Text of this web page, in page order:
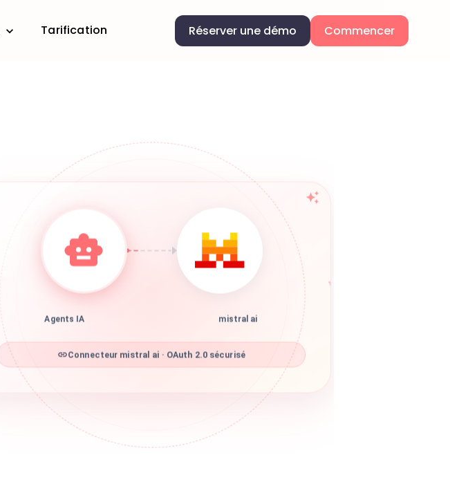
Tarification Réserver une démo Commencer
Agents IA mistral ai
Connecteur mistral ai · OAuth 2.0 sécurisé